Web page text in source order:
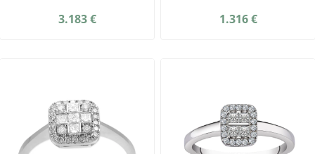
3.183 € 1.316 €